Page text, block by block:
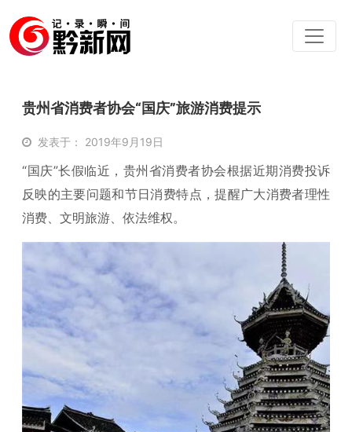
贵州省消费者协会“国庆”旅游消费提示
发表于： 2019年9月19日
“国庆”长假临近，贵州省消费者协会根据近期消费投诉
反映的主要问题和节日消费特点，提醒广大消费者理性
消费、文明旅游、依法维权。